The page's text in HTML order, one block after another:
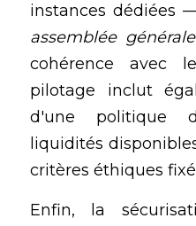
instances dédiées
assemblée générale
cohérence avec
pilotage inclut
d'une politique
liquidités
critères éthiques
Enfin, la